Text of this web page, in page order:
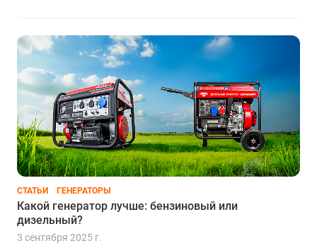
СТАТЬИ ГЕНЕРАТОРЫ
Какой генератор лучше: бензиновый или
дизельный?
3 сентября 2025 г.